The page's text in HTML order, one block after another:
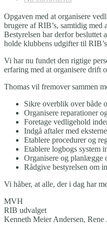
Opgaven med at organisere
brugere af RIB’s, samtidig
Bestyrelsen har derfor besluttet
holde klubbens udgifter til
Vi har nu fundet den rigtige
erfaring med at organisere drift
Thomas vil fremover sammen
Sikre overblik over både
Organisere reparationer
Foretage vedligehold
Indgå aftaler med
Etablere procedurer og
Etablere logbogs system
Organisere og
Rådgive bestyrelsen om
Vi håber, at alle, der i dag har
MVH
RIB udvalget
Kenneth Meier Andersen, Rene